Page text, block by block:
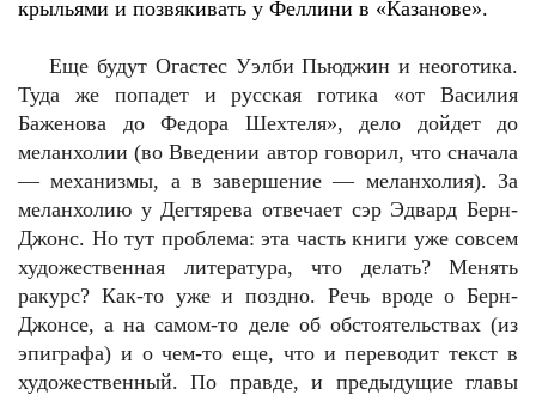
крыльями и позвякивать у Феллини в «Казанове».
Еще будут Огастес Уэлби Пьюджин и неоготика.
Туда же попадет и русская готика «от Василия
Баженова до Федора Шехтеля», дело дойдет до
меланхолии (во Введении автор говорил, что сначала
— механизмы, а в завершение — меланхолия). За
меланхолию у Дегтярева отвечает сэр Эдвард Берн-
Джонс. Но тут проблема: эта часть книги уже совсем
художественная литература, что делать? Менять
ракурс? Как-то уже и поздно. Речь вроде о Берн-
Джонсе, а на самом-то деле об обстоятельствах (из
эпиграфа) и о чем-то еще, что и переводит текст в
художественный. По правде, и предыдущие главы